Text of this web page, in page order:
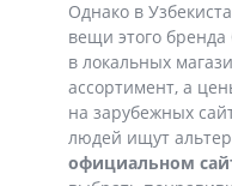
Однако в
вещи этого бренда
в локальных
ассортимент, а
на зарубежных
людей ищут
официальном